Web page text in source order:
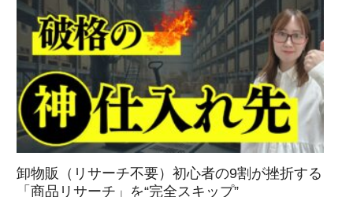
卸物販（リサーチ不要）初心者の9割が挫折する
「商品リサーチ」を“完全スキップ”